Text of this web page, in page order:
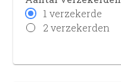
1 verzekerde
2 verzekerden